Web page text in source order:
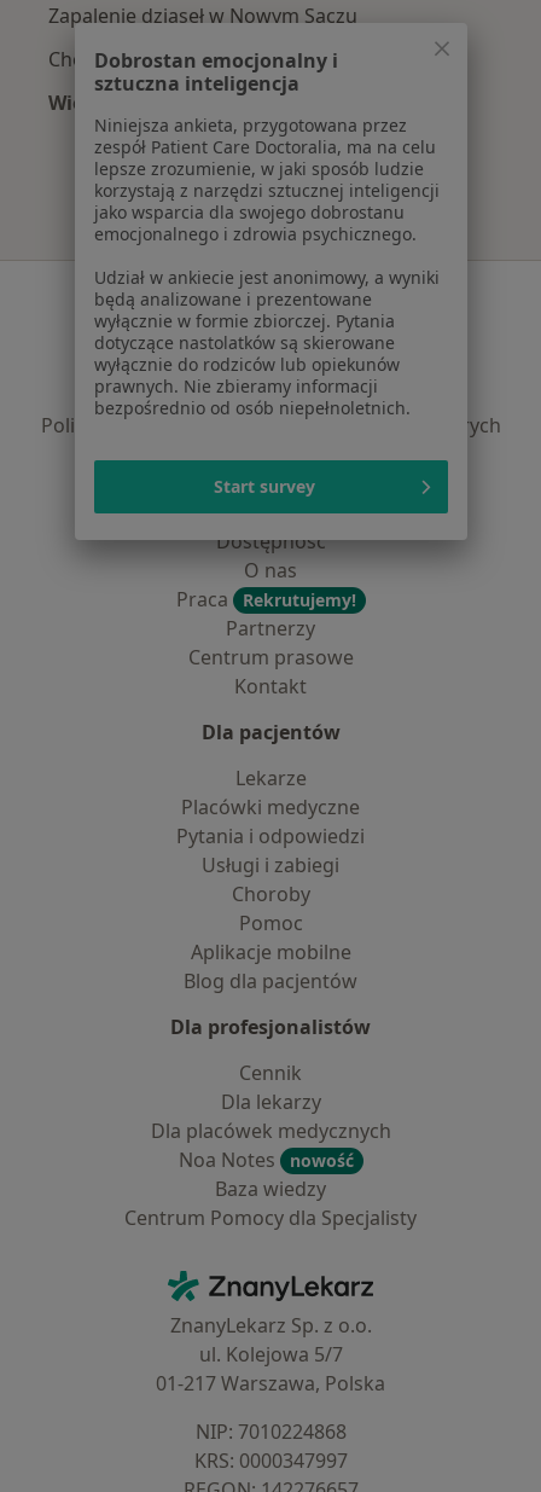
Zapalenie dziąseł w Nowym Sączu
Choroby przyzębia w Nowym Sączu
Więcej (15)
Więcej w kategorii: Najczęście leczone
Serwis
Regulamin
Polityka prywatności pacjentów
Polityka prywatności profesjonalistów
Polityka prywatności dla profesjonalistów, których
dane pozyskaliśmy samodzielnie
Polityka cookies
Jak działają wyniki wyszukiwania
Dostępność
O nas
Praca
Rekrutujemy!
Partnerzy
Centrum prasowe
Kontakt
Dla pacjentów
Lekarze
Placówki medyczne
Pytania i odpowiedzi
Usługi i zabiegi
Choroby
Pomoc
Aplikacje mobilne
Blog dla pacjentów
Dla profesjonalistów
Cennik
Dla lekarzy
Dla placówek medycznych
Noa Notes
nowość
Baza wiedzy
Centrum Pomocy dla Specjalisty
ZnanyLekarz - Strona główna
ZnanyLekarz Sp. z o.o.
ul. Kolejowa 5/7
01-217 Warszawa, Polska
NIP: ⁠7010224868
KRS: ⁠0000347997
Dobrostan emocjonalny i
sztuczna inteligencja
Niniejsza ankieta, przygotowana przez
zespół Patient Care Doctoralia, ma na celu
lepsze zrozumienie, w jaki sposób ludzie
korzystają z narzędzi sztucznej inteligencji
jako wsparcia dla swojego dobrostanu
emocjonalnego i zdrowia psychicznego.
Udział w ankiecie jest anonimowy, a wyniki
będą analizowane i prezentowane
wyłącznie w formie zbiorczej. Pytania
dotyczące nastolatków są skierowane
wyłącznie do rodziców lub opiekunów
prawnych. Nie zbieramy informacji
bezpośrednio od osób niepełnoletnich.
Start survey